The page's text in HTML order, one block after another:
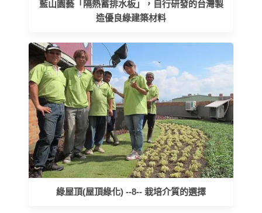
藍山園藝「隔熱蓄排水板」，自行研發的台灣製
造優良綠建築材料
綠屋頂(屋頂綠化) --8-- 栽培介質的選擇